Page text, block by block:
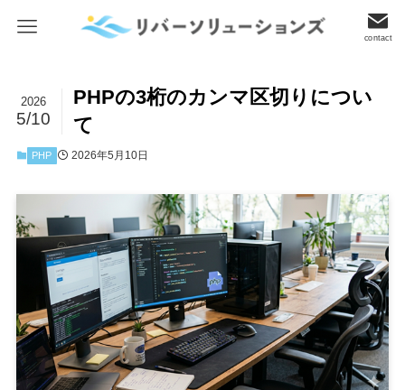
contact
PHPの3桁のカンマ区切りについ
て
2026
5/10
PHP 2026年5月10日